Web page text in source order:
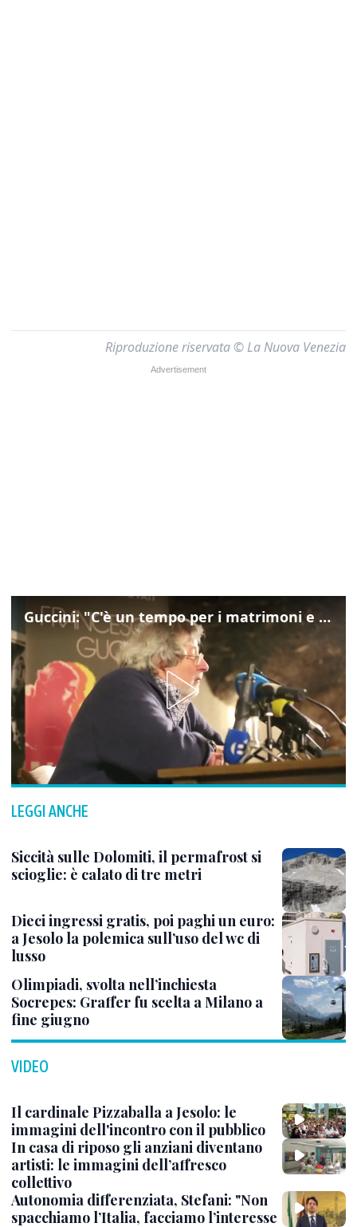
Riproduzione riservata © La Nuova Venezia
Guccini: "C'è un tempo per i matrimoni e un tempo per i funerali"
LEGGI ANCHE
Siccità sulle Dolomiti, il permafrost si
scioglie: è calato di tre metri
Dieci ingressi gratis, poi paghi un euro:
a Jesolo la polemica sull’uso del wc di
lusso
Olimpiadi, svolta nell’inchiesta
Socrepes: Graffer fu scelta a Milano a
fine giugno
VIDEO
Il cardinale Pizzaballa a Jesolo: le
immagini dell'incontro con il pubblico
In casa di riposo gli anziani diventano
artisti: le immagini dell’affresco
collettivo
Autonomia differenziata, Stefani: "Non
spacchiamo l’Italia, facciamo l’interesse